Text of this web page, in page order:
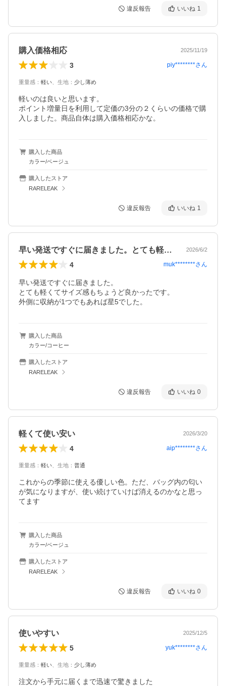
違反報告 いいね 1
購入価格相応 2025/11/19
3 piy********さん
重量感 ： 軽い 生地 ： 少し薄め
軽いのは良いと思います。
ポイント増量日を利用して定価の3分の２くらいの価格で購
入しました。商品自体は購入価格相応かな。
購入した商品
カラー/ベージュ
購入したストア
RARELEAK
違反報告 いいね 1
早い発送ですぐに届きました。とても軽く… 2026/6/2
4 muk********さん
早い発送ですぐに届きました。
とても軽くてサイズ感もちょうど良かったです。
外側に収納が1つでもあれば星5でした。
購入した商品
カラー/コーヒー
購入したストア
RARELEAK
違反報告 いいね 0
軽くて使い安い 2026/3/20
4 aip********さん
重量感 ： 軽い 生地 ： 普通
これからの季節に使える優しい色。ただ、バッグ内の匂い
が気になりますが、使い続けていけば消えるのかなと思っ
てます
購入した商品
カラー/ベージュ
購入したストア
RARELEAK
違反報告 いいね 0
使いやすい 2025/12/5
5 yuk********さん
重量感 ： 軽い 生地 ： 少し薄め
注文から手元に届くまで迅速で驚きました